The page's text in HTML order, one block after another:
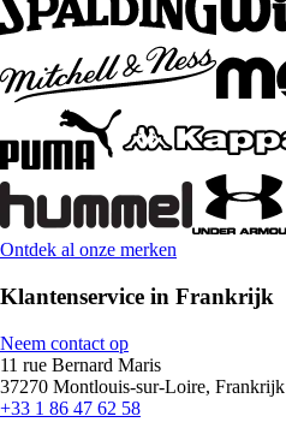
Ontdek al onze merken
Klantenservice in Frankrijk
Neem contact op
11 rue Bernard Maris
37270 Montlouis-sur-Loire, Frankrijk
+33 1 86 47 62 58